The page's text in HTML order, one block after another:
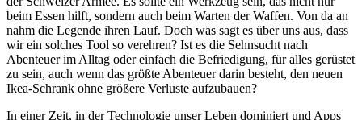
beim Essen hilft, sondern auch beim Warten der Waffen. Von da an
nahm die Legende ihren Lauf. Doch was sagt es über uns aus, dass
wir ein solches Tool so verehren? Ist es die Sehnsucht nach
Abenteuer im Alltag oder einfach die Befriedigung, für alles gerüstet
zu sein, auch wenn das größte Abenteuer darin besteht, den neuen
Ikea-Schrank ohne größere Verluste aufzubauen?
In einer Zeit, in der Technologie unser Leben dominiert und Apps